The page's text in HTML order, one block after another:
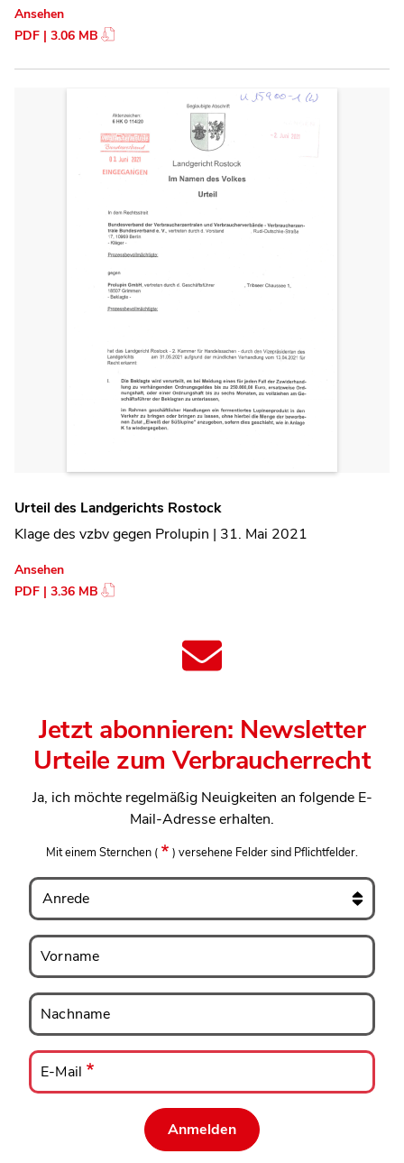
Ansehen
PDF | 3.06 MB
Urteil des Landgerichts Rostock
Klage des vzbv gegen Prolupin | 31. Mai 2021
Ansehen
PDF | 3.36 MB
Jetzt abonnieren: Newsletter
Urteile zum Verbraucherrecht
Ja, ich möchte regelmäßig Neuigkeiten an folgende E-
Mail-Adresse erhalten.
Mit einem Sternchen ( ) versehene Felder sind Pflichtfelder.
Anrede
Vorname
Vorname
Nachname
Nachname
E-
Mail
E-Mail